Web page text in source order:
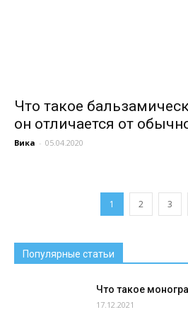
Что такое
он отличается от
Вика - 05.04.2020
1 2 3
Популярные статьи
Что такое
17.12.2021